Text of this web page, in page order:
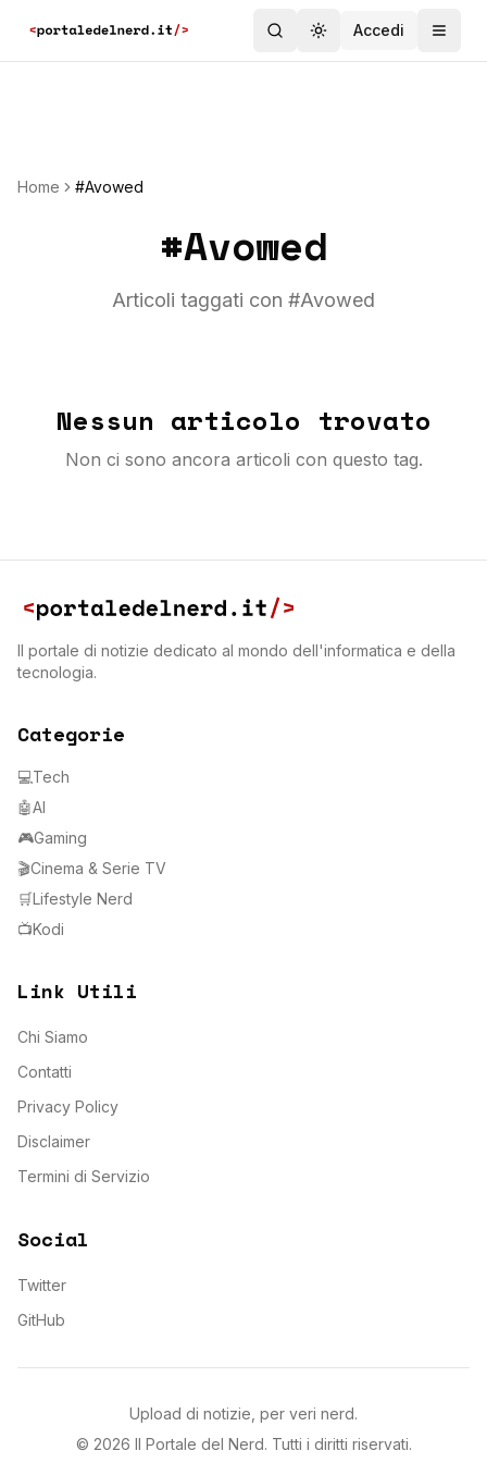
Toggle theme
Accedi
Home #Avowed
#Avowed
Articoli taggati con #Avowed
Nessun articolo trovato
Non ci sono ancora articoli con questo tag.
Il portale di notizie dedicato al mondo dell'informatica e della
tecnologia.
Categorie
💻Tech
🤖AI
🎮Gaming
🎬Cinema & Serie TV
🛒Lifestyle Nerd
📺Kodi
Link Utili
Chi Siamo
Contatti
Privacy Policy
Disclaimer
Termini di Servizio
Social
Twitter
GitHub
Upload di notizie, per veri nerd.
© 2026 Il Portale del Nerd. Tutti i diritti riservati.